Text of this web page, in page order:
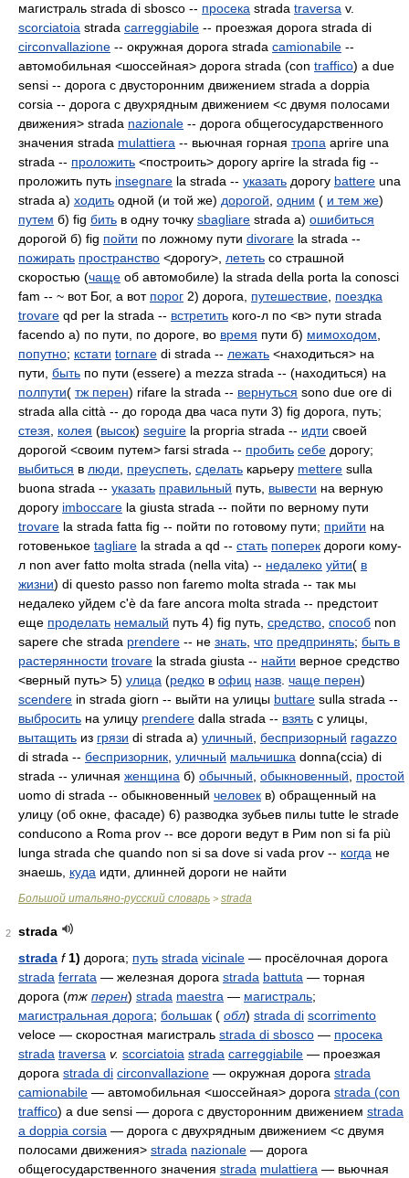
магистраль strada di sbosco -- просека strada traversa v.
scorciatoia strada carreggiabile -- проезжая дорога strada di
circonvallazione -- окружная дорога strada camionabile --
автомобильная <шоссейная> дорога strada (con traffico) a due
sensi -- дорога с двусторонним движением strada a doppia
corsia -- дорога с двухрядным движением <с двумя полосами
движения> strada nazionale -- дорога общегосударственного
значения strada mulattiera -- вьючная горная тропа aprire una
strada -- проложить <построить> дорогу aprire la strada fig --
проложить путь insegnare la strada -- указать дорогу battere una
strada а) ходить одной (и той же) дорогой одним ( и тем же)
путем б) fig бить в одну точку sbagliare strada а) ошибиться
дорогой б) fig пойти по ложному пути divorare la strada --
пожирать пространство <дорогу>, лететь со страшной
скоростью (чаще об автомобиле) la strada della porta la conosci
fam -- ~ вот Бог, а вот порог 2) дорога, путешествие поездка
trovare qd per la strada -- встретить кого-л по <в> пути strada
facendo а) по пути, по дороге, во время пути б) мимоходом
попутно; кстати tornare di strada -- лежать <находиться> на
пути, быть по пути (essere) a mezza strada -- (находиться) на
полпути( тж перен) rifare la strada -- вернуться sono due ore di
strada alla città -- до города два часа пути 3) fig дорога, путь;
стезя
колея (высок) seguire la propria strada -- идти своей
дорогой <своим путем> farsi strada -- пробить себе дорогу;
выбиться в люди преуспеть сделать карьеру mettere sulla
buona strada -- указать правильный путь, вывести на верную
дорогу imboccare la giusta strada -- пойти по верному пути
trovare la strada fatta fig -- пойти по готовому пути; прийти на
готовенькое tagliare la strada a qd -- стать поперек дороги кому-
л non aver fatto molta strada (nella vita) -- недалеко уйти( в
жизни) di questo passo non faremo molta strada -- так мы
недалеко уйдем c'è da fare ancora molta strada -- предстоит
еще проделать немалый путь 4) fig путь, средство способ non
sapere che strada prendere -- не знать что предпринять; быть в
растерянности trovare la strada giusta -- найти верное средство
<верный путь> 5) улица (редко в офиц назв чаще перен)
scendere in strada giorn -- выйти на улицы buttare sulla strada --
выбросить на улицу prendere dalla strada -- взять с улицы,
вытащить из грязи di strada а) уличный беспризорный ragazzo
di strada -- беспризорник уличный мальчишка donna(ccia) di
strada -- уличная женщина б) обычный обыкновенный
простой
uomo di strada -- обыкновенный человек в) обращенный на
улицу (об окне, фасаде) 6) разводка зубьев пилы tutte le strade
conducono a Roma prov -- все дороги ведут в Рим non si fa più
lunga strada che quando non si sa dove si vada prov -- когда не
знаешь, куда идти, длинней дороги не найти
Большой итальяно-русский словарь > strada
2
strada
strada f 1) дорога; путь strada vicinale — просёлочная дорога
strada ferrata — железная дорога strada battuta — торная
дорога (тж перен) strada maestra — магистраль;
магистральная дорога; большак ( обл) strada di scorrimento
veloce — скоростная магистраль strada di sbosco — просека
strada traversa v. scorciatoia strada carreggiabile — проезжая
дорога strada di circonvallazione — окружная дорога strada
camionabile — автомобильная <шоссейная> дорога strada (con
traffico) a due sensi — дорога с двусторонним движением strada
a doppia corsia — дорога с двухрядным движением <с двумя
полосами движения> strada nazionale — дорога
общегосударственного значения strada mulattiera — вьючная